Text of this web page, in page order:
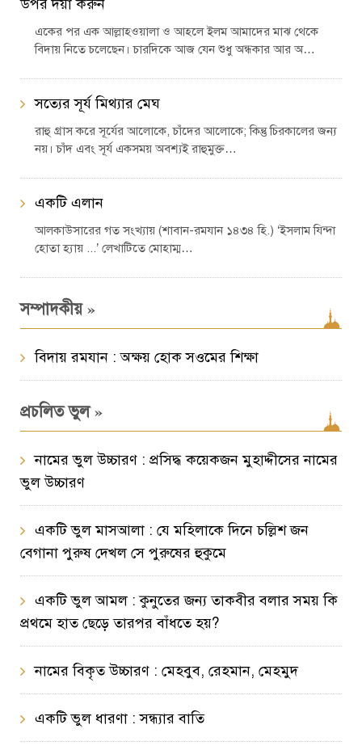
উপর দয়া করুন
একের পর এক আল্লাহওয়ালা ও আহলে ইলম আমাদের মাঝ থেকে
বিদায় নিতে চলেছেন। চারদিকে আজ যেন শুধু অন্ধকার আর অ…
সত্যের সূর্য মিথ্যার মেঘ
রাহু গ্রাস করে সূর্যের আলোকে, চাঁদের আলোকে; কিন্তু চিরকালের জন্য
নয়। চাঁদ এবং সূর্য একসময় অবশ্যই রাহুমুক্ত…
একটি এলান
আলকাউসারের গত সংখ্যায় (শাবান-রমযান ১৪৩৪ হি.) ‘ইসলাম যিন্দা
হোতা হ্যায় ...’ লেখাটিতে মোহাম্ম…
সম্পাদকীয় »
বিদায় রমযান : অক্ষয় হোক সওমের শিক্ষা
প্রচলিত ভুল»
নামের ভুল উচ্চারণ : প্রসিদ্ধ কয়েকজন মুহাদ্দীসের নামের
ভুল উচ্চারণ
একটি ভুল মাসআলা : যে মহিলাকে দিনে চল্লিশ জন
বেগানা পুরুষ দেখল সে পুরুষের হুকুমে
একটি ভুল আমল : কুনুতের জন্য তাকবীর বলার সময় কি
প্রথমে হাত ছেড়ে তারপর বাঁধতে হয়?
নামের বিকৃত উচ্চারণ : মেহবুব, রেহমান, মেহমুদ
একটি ভুল ধারণা : সন্ধ্যার বাতি